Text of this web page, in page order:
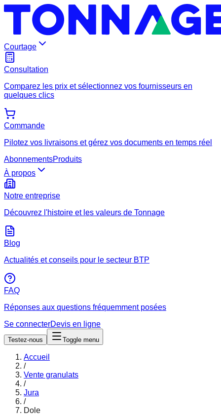
Courtage
Consultation
Comparez les prix et sélectionnez vos fournisseurs en
quelques clics
Commande
Pilotez vos livraisons et gérez vos documents en temps réel
AbonnementsProduits
À propos
Notre entreprise
Découvrez l'histoire et les valeurs de Tonnage
Blog
Actualités et conseils pour le secteur BTP
FAQ
Réponses aux questions fréquemment posées
Se connecterDevis en ligne
Testez-nous Toggle menu
Accueil
/
Vente granulats
/
Jura
/
Dole